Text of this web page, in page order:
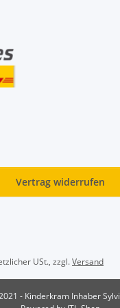
Vertrag widerrufen
USt., zzgl.Versand
- Kinderkram Inhaber